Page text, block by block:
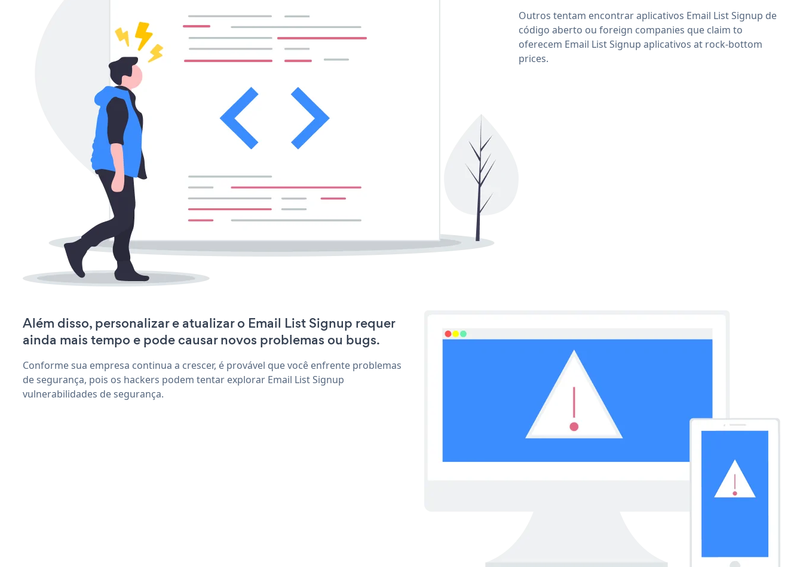
Outros tentam encontrar aplicativos Email List Signup de
código aberto ou foreign companies que claim to
oferecem Email List Signup aplicativos at rock-bottom
prices.
Além disso, personalizar e atualizar o Email List Signup requer
ainda mais tempo e pode causar novos problemas ou bugs.
Conforme sua empresa continua a crescer, é provável que você enfrente problemas
de segurança, pois os hackers podem tentar explorar Email List Signup
vulnerabilidades de segurança.